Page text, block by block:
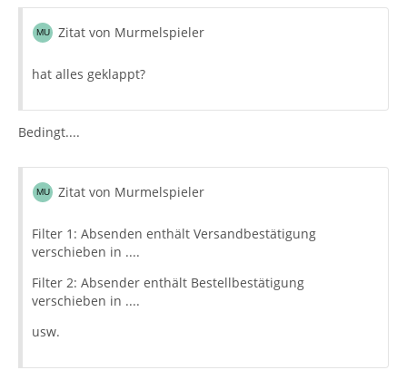
Zitat von Murmelspieler
hat alles geklappt?
Bedingt....
Zitat von Murmelspieler
Filter 1: Absenden enthält Versandbestätigung
verschieben in ....
Filter 2: Absender enthält Bestellbestätigung
verschieben in ....
usw.